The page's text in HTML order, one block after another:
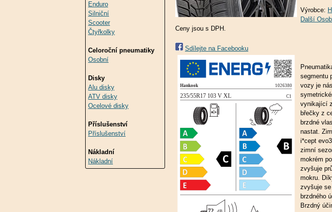
Enduro
Silniční
Scooter
Čtyřkolky
Celoroční pneumatiky
Osobní
Disky
Alu disky
ATV disky
Ocelové disky
Příslušenství
Příslušenství
Nákladní
Nákladní
Výrobce:
Ceny jsou s DPH.
Sdílejte na Facebooku
segmentu
vozy je
vynikající
břečky z
brzdné
nastat.
i*cept
zimní
mokrém
zvyšuje
mokru.
zvyšuje
brzdného
Brzdný